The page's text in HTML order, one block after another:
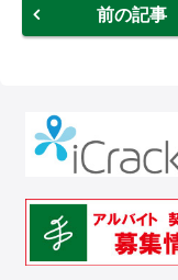
前の記事